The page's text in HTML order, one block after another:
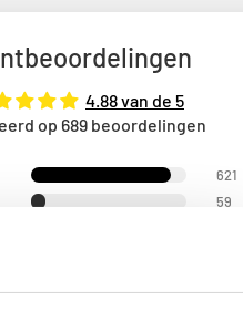
4.88 van de 5
op 689 beoordelingen
621
59